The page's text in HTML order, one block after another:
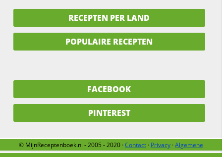
RECEPTEN PER LAND
POPULAIRE RECEPTEN
FACEBOOK
PINTEREST
© MijnReceptenboek.nl - 2005 - 2020 ·Contact · Privacy ·Algemene